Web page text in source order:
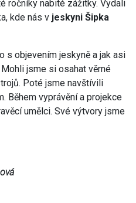
ročníky nabité zážitky. Vydali
kde nás v jeskyni Šipka
s objevením jeskyně a jak asi
jsme si osahat věrné
Poté jsme navštívili
Během vyprávění a projekce
umělci. Své výtvory jsme